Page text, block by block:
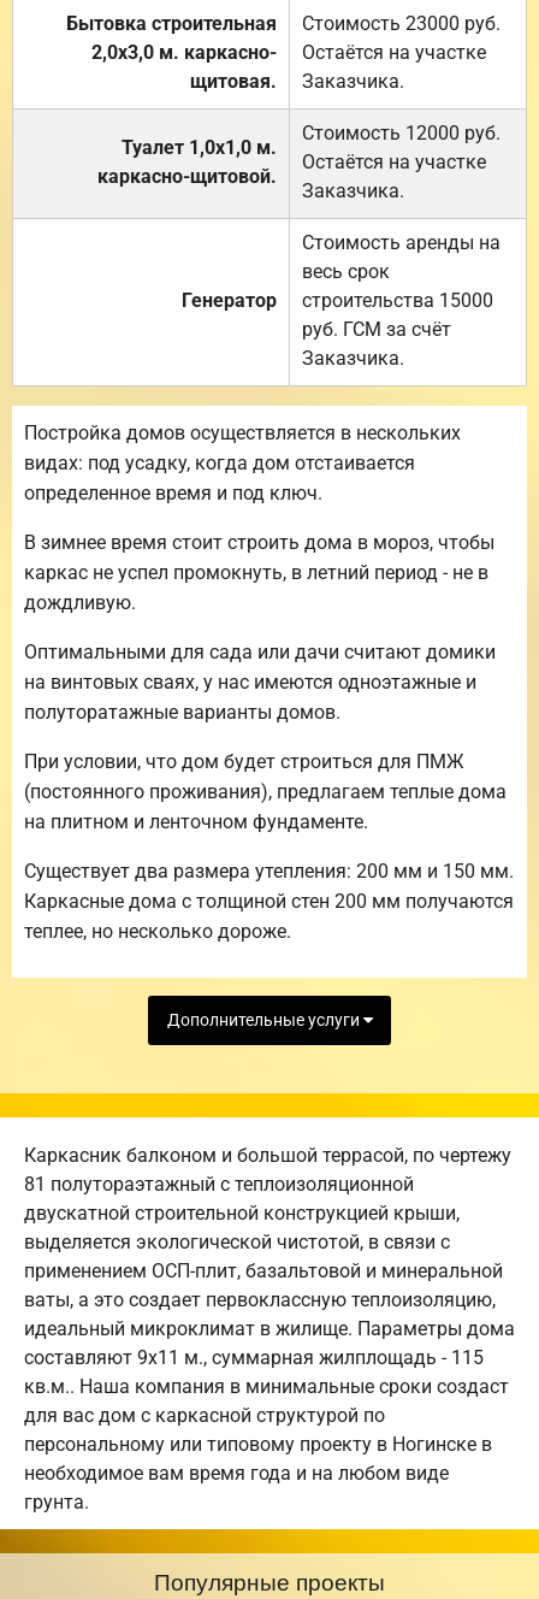
Бытовка строительная
2,0х3,0 м. каркасно-
щитовая.
Стоимость 23000 руб.
Остаётся на участке
Заказчика.
Туалет 1,0х1,0 м.
каркасно-щитовой.
Стоимость 12000 руб.
Остаётся на участке
Заказчика.
Генератор
Стоимость аренды на
весь срок
строительства 15000
руб. ГСМ за счёт
Заказчика.
Постройка домов осуществляется в нескольких
видах: под усадку, когда дом отстаивается
определенное время и под ключ.
В зимнее время стоит строить дома в мороз, чтобы
каркас не успел промокнуть, в летний период - не в
дождливую.
Оптимальными для сада или дачи считают домики
на винтовых сваях, у нас имеются одноэтажные и
полуторатажные варианты домов.
При условии, что дом будет строиться для ПМЖ
(постоянного проживания), предлагаем теплые дома
на плитном и ленточном фундаменте.
Существует два размера утепления: 200 мм и 150 мм.
Каркасные дома с толщиной стен 200 мм получаются
теплее, но несколько дороже.
Дополнительные услуги
Каркасник балконом и большой террасой, по чертежу
81 полутораэтажный с теплоизоляционной
двускатной строительной конструкцией крыши,
выделяется экологической чистотой, в связи с
применением ОСП-плит, базальтовой и минеральной
ваты, а это создает первоклассную теплоизоляцию,
идеальный микроклимат в жилище. Параметры дома
составляют 9х11 м., суммарная жилплощадь - 115
кв.м.. Наша компания в минимальные сроки создаст
для вас дом с каркасной структурой по
персональному или типовому проекту в Ногинске в
необходимое вам время года и на любом виде
грунта.
Популярные проекты